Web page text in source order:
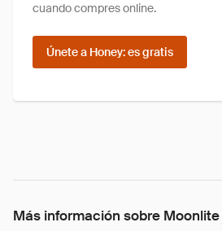
cuando compres online.
Únete a Honey: es gratis
Más información sobre